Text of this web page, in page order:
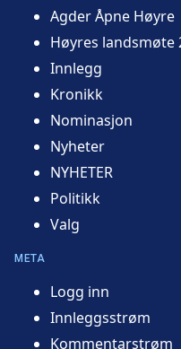
Agder Åpne Høyre
Høyres landsmøte
Innlegg
Kronikk
Nominasjon
Nyheter
NYHETER
Politikk
Valg
META
Logg inn
Innleggsstrøm
Kommentarstrøm